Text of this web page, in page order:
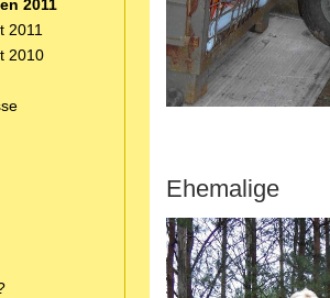
2011
2011
2010
Ehemalige